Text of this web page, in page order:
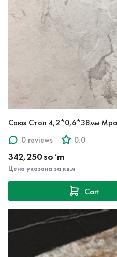
Союз Стол 4,2*0,6*38мм
0 reviews
0.0
342,250 so‘m
Цена указана за кв.м
Cart